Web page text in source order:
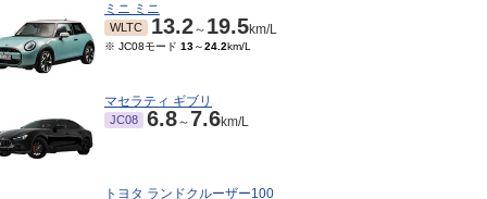
ミニ ミニ
WLTC 13.2～ 19.5km/L
※ JC08モード 13～24.2km/L
マセラティ ギブリ
JC08 6.8～7.6km/L
トヨタ ランドクルーザー100